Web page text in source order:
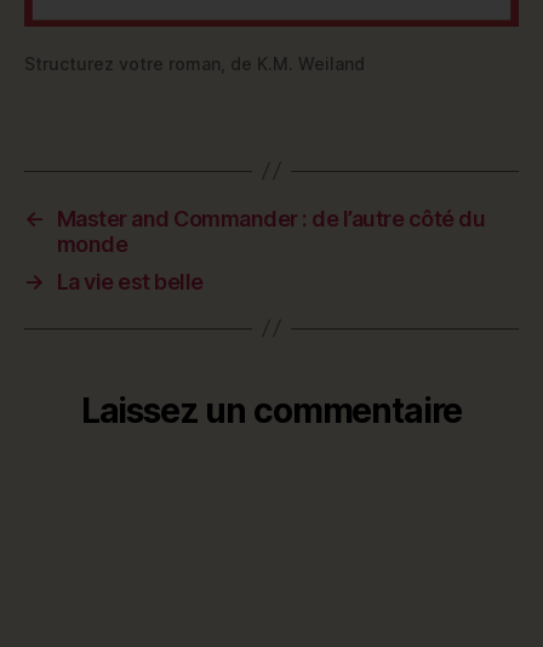
Structurez votre roman, de K.M. Weiland
←
Master and Commander : de l’autre côté du
monde
→
La vie est belle
Laissez un commentaire